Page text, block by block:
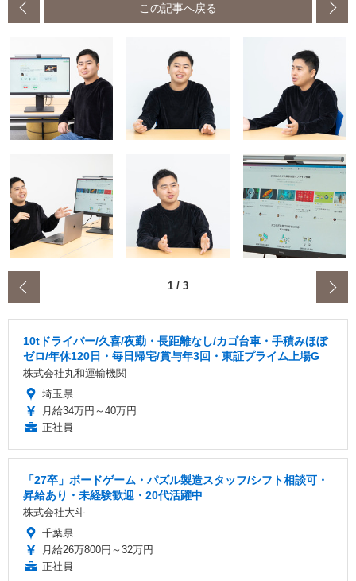
この記事へ戻る
1 / 3
10tドライバー/久喜/夜勤・長距離なし/カゴ台車・手積みほぼ
ゼロ/年休120日・毎日帰宅/賞与年3回・東証プライム上場G
株式会社丸和運輸機関
埼玉県
月給34万円～40万円
正社員
「27卒」ボードゲーム・パズル製造スタッフ/シフト相談可・
昇給あり・未経験歓迎・20代活躍中
株式会社大斗
千葉県
月給26万800円～32万円
正社員